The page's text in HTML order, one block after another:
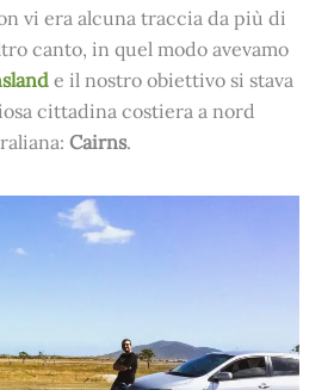
vi era alcuna traccia da più di
canto, in quel modo avevamo
e il nostro obiettivo si stava
cittadina costiera a nord
Cairns.